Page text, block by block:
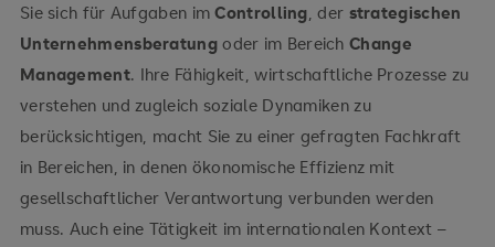
Sie sich für Aufgaben imControlling, der strategischen
Unternehmensberatungoder im BereichChange
Management. Ihre Fähigkeit, wirtschaftliche Prozesse zu
verstehen und zugleich soziale Dynamiken zu
berücksichtigen, macht Sie zu einer gefragten Fachkraft
in Bereichen, in denen ökonomische Effizienz mit
gesellschaftlicher Verantwortung verbunden werden
muss. Auch eine Tätigkeit im internationalen Kontext –